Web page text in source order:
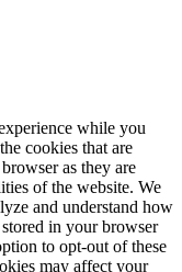
while you
cookies that are
as they are
of the website. We
and understand how
in your browser
to opt-out of these
may affect your